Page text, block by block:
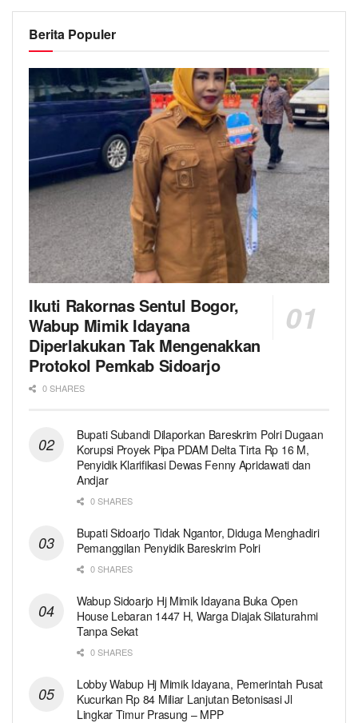
Berita Populer
Ikuti Rakornas Sentul Bogor,
Wabup Mimik Idayana
Diperlakukan Tak Mengenakkan
Protokol Pemkab Sidoarjo
0 SHARES
Bupati Subandi Dilaporkan Bareskrim Polri Dugaan
Korupsi Proyek Pipa PDAM Delta Tirta Rp 16 M,
Penyidik Klarifikasi Dewas Fenny Apridawati dan
Andjar
0 SHARES
Bupati Sidoarjo Tidak Ngantor, Diduga Menghadiri
Pemanggilan Penyidik Bareskrim Polri
0 SHARES
Wabup Sidoarjo Hj Mimik Idayana Buka Open
House Lebaran 1447 H, Warga Diajak Silaturahmi
Tanpa Sekat
0 SHARES
Lobby Wabup Hj Mimik Idayana, Pemerintah Pusat
Kucurkan Rp 84 Miliar Lanjutan Betonisasi Jl
Lingkar Timur Prasung – MPP